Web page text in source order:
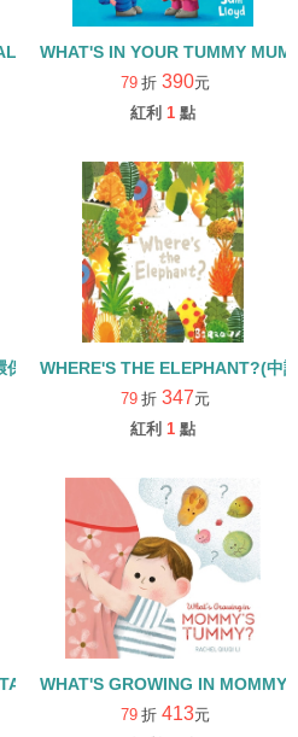
RESCUE/精裝
WHAT'S IN YOUR TUMMY
79 折 390元
紅利 1 點
(115年度深耕閱讀入選書單)
WHERE'S THE ELEPHANT?(中
79 折 347元
紅利 1 點
塑膠袋/環保/海洋/保育海洋資
WHAT'S GROWING IN
79 折 413元